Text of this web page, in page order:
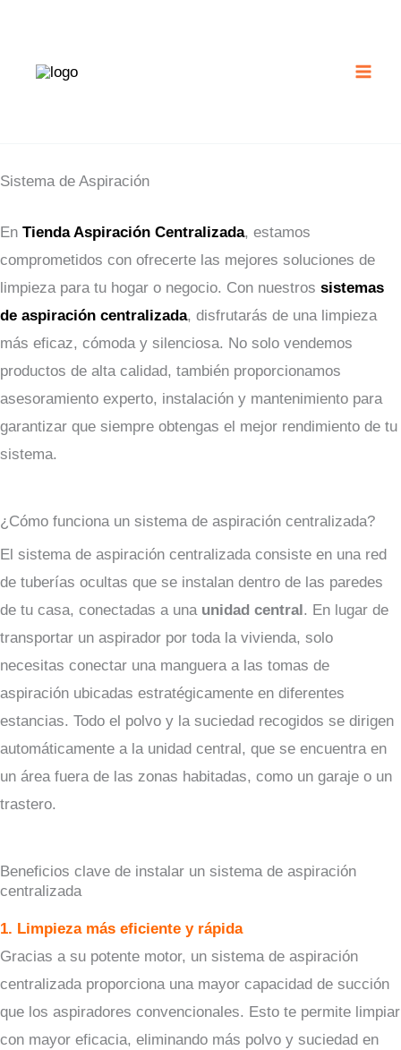
contenido
Sistema de Aspiración
En Tienda Aspiración Centralizada, estamos
comprometidos con ofrecerte las mejores soluciones de
limpieza para tu hogar o negocio. Con nuestros sistemas
de aspiración centralizada, disfrutarás de una limpieza
más eficaz, cómoda y silenciosa. No solo vendemos
productos de alta calidad, también proporcionamos
asesoramiento experto, instalación y mantenimiento para
garantizar que siempre obtengas el mejor rendimiento de tu
sistema.
¿Cómo funciona un sistema de aspiración centralizada?
El sistema de aspiración centralizada consiste en una red
de tuberías ocultas que se instalan dentro de las paredes
de tu casa, conectadas a una unidad central. En lugar de
transportar un aspirador por toda la vivienda, solo
necesitas conectar una manguera a las tomas de
aspiración ubicadas estratégicamente en diferentes
estancias. Todo el polvo y la suciedad recogidos se dirigen
automáticamente a la unidad central, que se encuentra en
un área fuera de las zonas habitadas, como un garaje o un
trastero.
Beneficios clave de instalar un sistema de aspiración
centralizada
1. Limpieza más eficiente y rápida
Gracias a su potente motor, un sistema de aspiración
centralizada proporciona una mayor capacidad de succión
que los aspiradores convencionales. Esto te permite limpiar
con mayor eficacia, eliminando más polvo y suciedad en